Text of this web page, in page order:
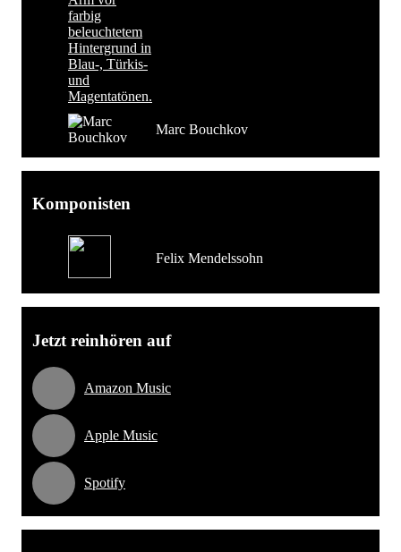
Marc Bouchkov
Komponisten
Felix Mendelssohn
Jetzt reinhören auf
Amazon Music
Apple Music
Spotify